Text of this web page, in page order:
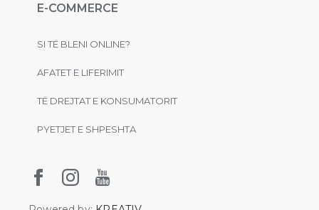
E-COMMERCE
SI TË BLENI ONLINE?
AFATET E LIFERIMIT
TË DREJTAT E KONSUMATORIT
PYETJET E SHPESHTA